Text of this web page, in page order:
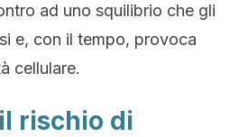
ad uno squilibrio che gli
e, con il tempo, provoca
cellulare.
rischio di